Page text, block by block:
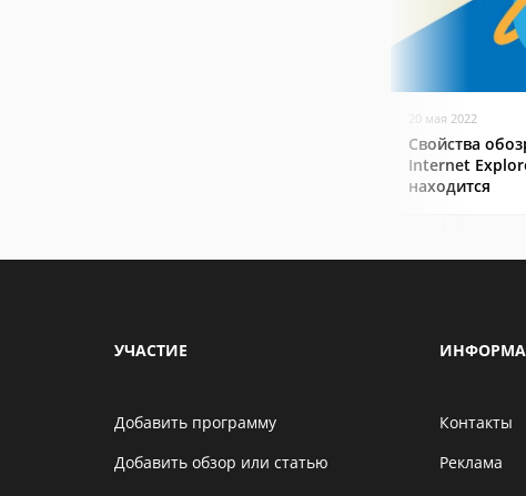
20 мая 2022
Свойства
Internet
находится
УЧАСТИЕ
Добавить программу
Добавить обзор или статью
Контакты
Реклама